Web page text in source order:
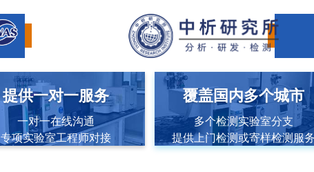
提供一对一服务
一对一在线沟通
专项实验室工程师对接
覆盖国内多个城市
多个检测实验室分支
提供上门检测或寄样检测服务